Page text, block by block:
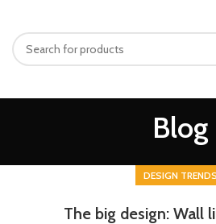
Blog
DESIGN TRENDS
The big design: Wall